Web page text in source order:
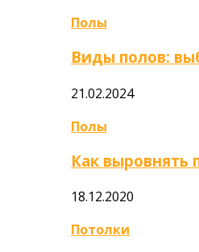
Полы
Виды полов:
21.02.2024
Полы
Как выровнять
18.12.2020
Потолки